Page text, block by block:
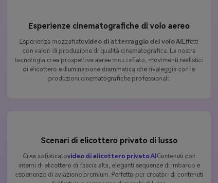
Esperienze cinematografiche di volo aereo
Esperienza mozzafiatovideo di atterraggio del volo AI Effetti
con valori di produzione di qualità cinematografica. La nostra
tecnologia crea prospettive aeree mozzafiato, movimenti realistici
di elicottero e illuminazione drammatica che rivaleggia con le
produzioni cinematografiche professionali.
Scenari di elicottero privato di lusso
Crea sofisticatovideo di elicottero privato AIContenuti con
interni di elicottero di fascia alta, eleganti sequenze di imbarco e
esperienze di aviazione premium. Perfetto per creatori di contenuti